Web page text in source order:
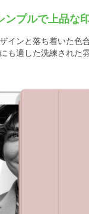
ンプルで上品な
インと落ち着いた色
も適した洗練された